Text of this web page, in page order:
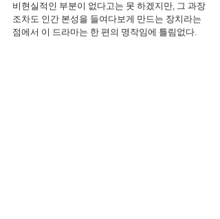
비현실적인 부분이 없다고는 못 하겠지만, 그 과장
조차도 인간 본성을 들여다보게 만드는 장치라는
점에서 이 드라마는 한 편의 명작임에 틀림없다.